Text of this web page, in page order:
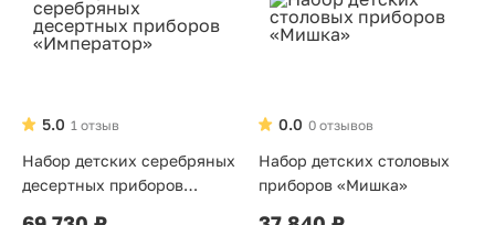
1 отзыв
5.0
Набор детских серебряных
десертных приборов
0 отзывов
0.0
Набор детских столовых
приборов «Мишка»